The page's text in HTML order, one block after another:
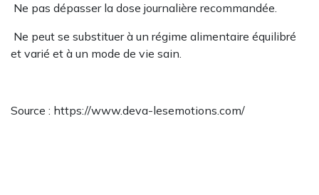
Ne pas dépasser la dose journalière recommandée.
Ne peut se substituer à un régime alimentaire équilibré
et varié et à un mode de vie sain.
Source : https://www.deva-lesemotions.com/